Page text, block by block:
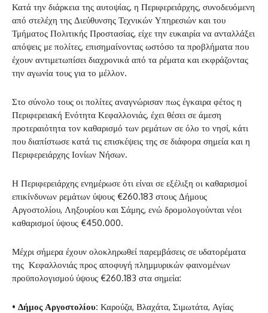
Κατά την διάρκεια της αυτοψίας, η Περιφερειάρχης, συνοδευόμενη
από στελέχη της Διεύθυνσης Τεχνικών Υπηρεσιών και του
Τμήματος Πολιτικής Προστασίας, είχε την ευκαιρία να ανταλλάξει
απόψεις με πολίτες, επισημαίνοντας ωστόσο τα προβλήματα που
έχουν αντιμετωπίσει διαχρονικά από τα ρέματα και εκφράζοντας
την αγωνία τους για το μέλλον.
Στο σύνολο τους οι πολίτες αναγνώρισαν πως έγκαιρα φέτος η
Περιφερειακή Ενότητα Κεφαλλονιάς, έχει θέσει σε άμεση
προτεραιότητα τον καθαρισμό των ρεμάτων σε όλο το νησί, κάτι
που διαπίστωσε κατά τις επισκέψεις της σε διάφορα σημεία και η
Περιφερειάρχης Ιονίων Νήσων.
Η Περιφερειάρχης ενημέρωσε ότι είναι σε εξέλιξη οι καθαρισμοί
επικίνδυνων ρεμάτων ύψους €260.183 στους Δήμους
Αργοστολίου, Ληξουρίου και Σάμης, ενώ δρομολογούνται νέοι
καθαρισμοί ύψους €450.000.
Μέχρι σήμερα έχουν ολοκληρωθεί παρεμβάσεις σε υδατορέματα
της Κεφαλλονιάς προς αποφυγή πλημμυρικών φαινομένων
προϋπολογισμού ύψους €260.183 στα σημεία:
• Δήμος Αργοστολίου: Καρούζα, Βλαχάτα, Σιμωτάτα, Αγίας